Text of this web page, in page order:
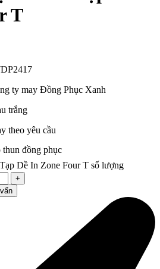
T
ty may Đồng Phục Xanh
trắng
theo yêu cầu
thun đồng phục
Dề In Zone Four T số lượng